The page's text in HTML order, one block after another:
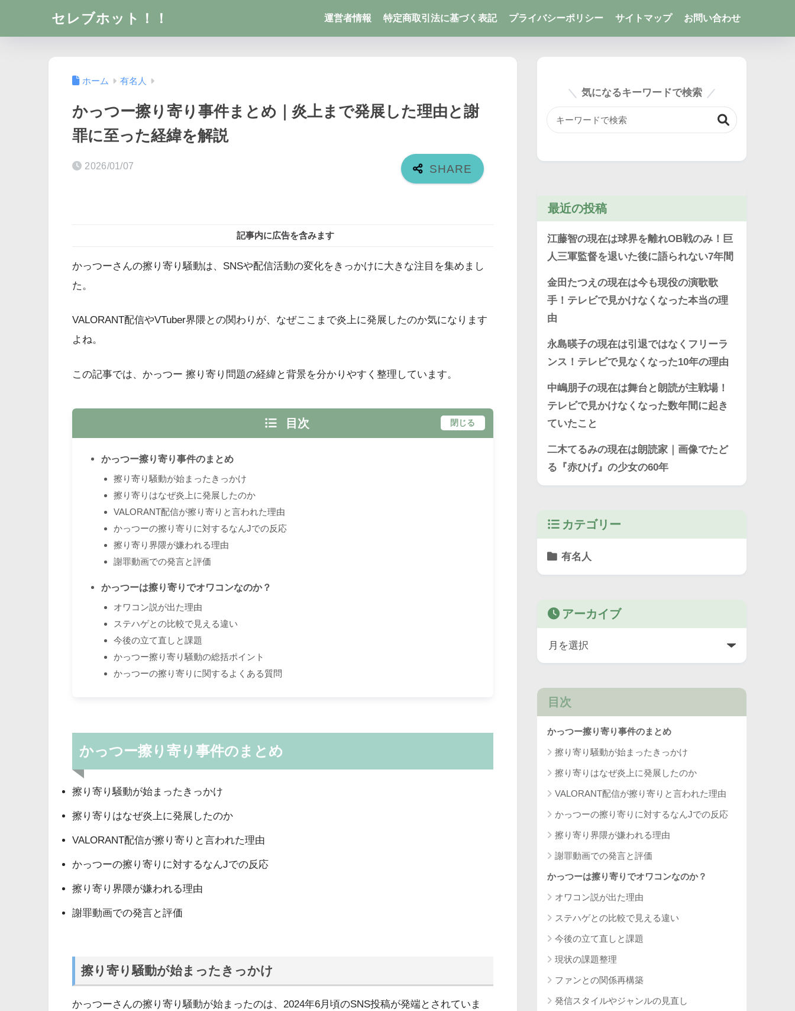
セレブホット！！ 運営者情報 特定商取引法に基づく表記 プライバシーポリシー サイトマップ お問い合わせ
ホーム 有名人
かっつー擦り寄り事件まとめ｜炎上まで発展した理由と謝
罪に至った経緯を解説
2026/01/07
記事内に広告を含みます
かっつーさんの擦り寄り騒動は、SNSや配信活動の変化をきっかけに大きな注目を集めまし
た。
VALORANT配信やVTuber界隈との関わりが、なぜここまで炎上に発展したのか気になります
よね。
この記事では、かっつー 擦り寄り問題の経緯と背景を分かりやすく整理しています。
目次 閉じる
かっつー擦り寄り事件のまとめ
擦り寄り騒動が始まったきっかけ
擦り寄りはなぜ炎上に発展したのか
VALORANT配信が擦り寄りと言われた理由
かっつーの擦り寄りに対するなんJでの反応
擦り寄り界隈が嫌われる理由
謝罪動画での発言と評価
かっつーは擦り寄りでオワコンなのか？
オワコン説が出た理由
ステハゲとの比較で見える違い
今後の立て直しと課題
かっつー擦り寄り騒動の総括ポイント
かっつーの擦り寄りに関するよくある質問
かっつー擦り寄り事件のまとめ
擦り寄り騒動が始まったきっかけ
擦り寄りはなぜ炎上に発展したのか
VALORANT配信が擦り寄りと言われた理由
かっつーの擦り寄りに対するなんJでの反応
擦り寄り界隈が嫌われる理由
謝罪動画での発言と評価
擦り寄り騒動が始まったきっかけ
かっつーさんの擦り寄り騒動が始まったのは、2024年6月頃のSNS投稿が発端とされていま
気になるキーワードで検索
最近の投稿
江藤智の現在は球界を離れOB戦のみ！巨
人三軍監督を退いた後に語られない7年間
金田たつえの現在は今も現役の演歌歌
手！テレビで見かけなくなった本当の理
由
永島暎子の現在は引退ではなくフリーラ
ンス！テレビで見なくなった10年の理由
中嶋朋子の現在は舞台と朗読が主戦場！
テレビで見かけなくなった数年間に起き
ていたこと
二木てるみの現在は朗読家｜画像でたど
る『赤ひげ』の少女の60年
カテゴリー
有名人
アーカイブ
目次
かっつー擦り寄り事件のまとめ
擦り寄り騒動が始まったきっかけ
擦り寄りはなぜ炎上に発展したのか
VALORANT配信が擦り寄りと言われた理由
かっつーの擦り寄りに対するなんJでの反応
擦り寄り界隈が嫌われる理由
謝罪動画での発言と評価
かっつーは擦り寄りでオワコンなのか？
オワコン説が出た理由
ステハゲとの比較で見える違い
今後の立て直しと課題
現状の課題整理
ファンとの関係再構築
発信スタイルやジャンルの見直し